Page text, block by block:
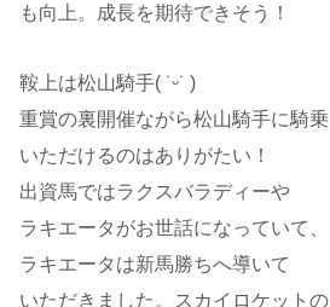
も向上。成長を期待できそう！
鞍上は松山騎手( ˙ᵕ​˙ )
重賞の裏開催ながら松山騎手に騎乗
いただけるのはありがたい！
出資馬ではラクスバラディーや
ラキエータがお世話になっていて、
ラキエータは新馬勝ちへ導いて
いただきました。スカイロケットの